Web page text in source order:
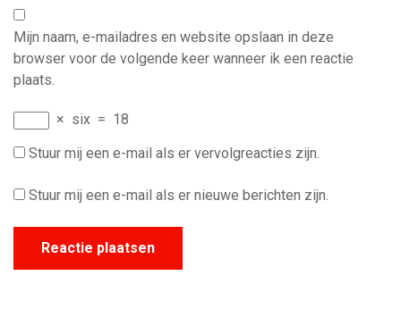
Mijn naam, e-mailadres en website opslaan in deze
browser voor de volgende keer wanneer ik een reactie
plaats.
× six = 18
Stuur mij een e-mail als er vervolgreacties zijn.
Stuur mij een e-mail als er nieuwe berichten zijn.